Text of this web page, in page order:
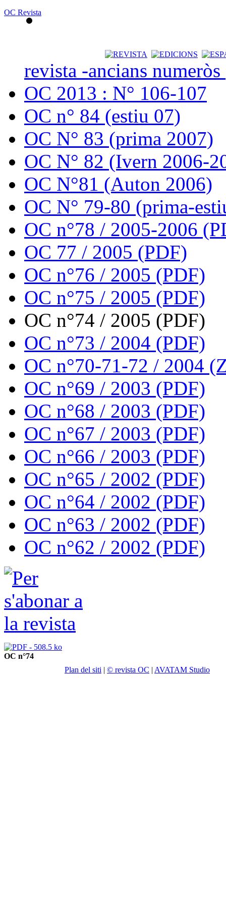
OC Revista
revista -ancians
OC 2013 : N° 106-107
OC n° 84 (estiu 07)
OC N° 83 (prima 2007)
OC N° 82 (Ivern 2006-
OC N°81 (Auton 2006)
OC N° 79-80 (prima-
OC n°78 / 2005-2006
OC 77 / 2005 (PDF)
OC n°76 / 2005 (PDF)
OC n°75 / 2005 (PDF)
OC n°74 / 2005 (PDF)
OC n°73 / 2004 (PDF)
OC n°70-71-72 / 2004
OC n°69 / 2003 (PDF)
OC n°68 / 2003 (PDF)
OC n°67 / 2003 (PDF)
OC n°66 / 2003 (PDF)
OC n°65 / 2002 (PDF)
OC n°64 / 2002 (PDF)
OC n°63 / 2002 (PDF)
OC n°62 / 2002 (PDF)
OC n°74
Plan del siti | © revista OC | AVATAM Studio